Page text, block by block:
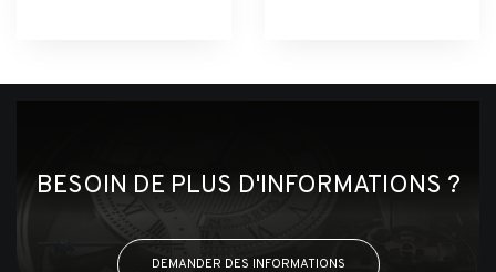
BESOIN DE PLUS D'INFORMATIONS ?
DEMANDER DES INFORMATIONS